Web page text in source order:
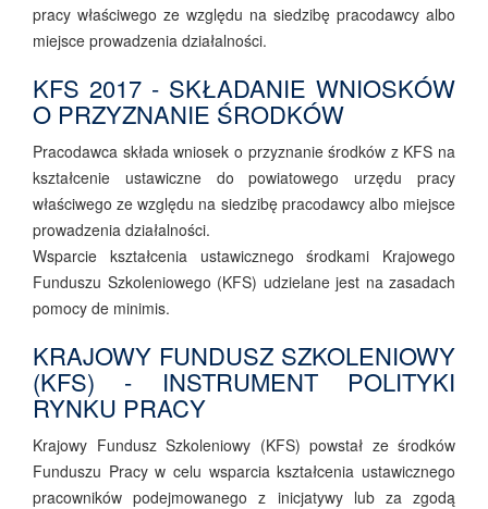
pracy właściwego ze względu na siedzibę pracodawcy albo
miejsce prowadzenia działalności.
KFS 2017 - SKŁADANIE WNIOSKÓW
O PRZYZNANIE ŚRODKÓW
Pracodawca składa wniosek o przyznanie środków z KFS na
kształcenie ustawiczne do powiatowego urzędu pracy
właściwego ze względu na siedzibę pracodawcy albo miejsce
prowadzenia działalności.
Wsparcie kształcenia ustawicznego środkami Krajowego
Funduszu Szkoleniowego (KFS) udzielane jest na zasadach
pomocy de minimis.
KRAJOWY FUNDUSZ SZKOLENIOWY
(KFS) - INSTRUMENT POLITYKI
RYNKU PRACY
Krajowy Fundusz Szkoleniowy (KFS) powstał ze środków
Funduszu Pracy w celu wsparcia kształcenia ustawicznego
pracowników podejmowanego z inicjatywy lub za zgodą